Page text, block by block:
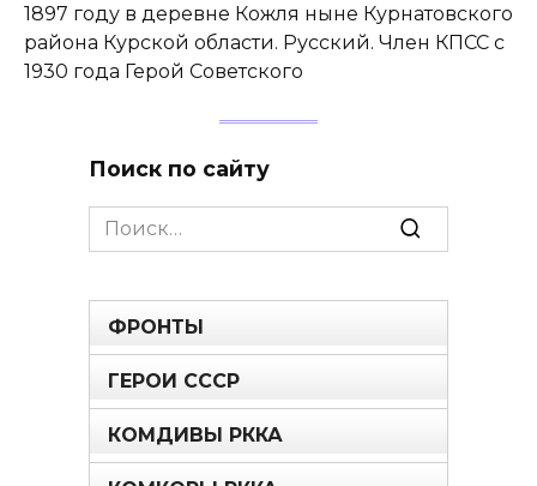
1897 году в деревне Кожля ныне Курнатовского
района Курской области. Русский. Член КПСС с
1930 года Герой Советского
Поиск по сайту
Search
for:
ФРОНТЫ
ГЕРОИ СССР
КОМДИВЫ РККА